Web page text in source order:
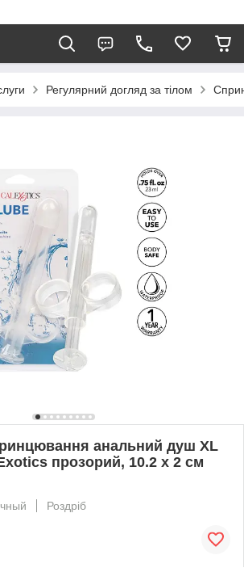
Регулярний догляд за тілом
анальний душ XL
прозорий, 10.2 х 2 см
Роздріб